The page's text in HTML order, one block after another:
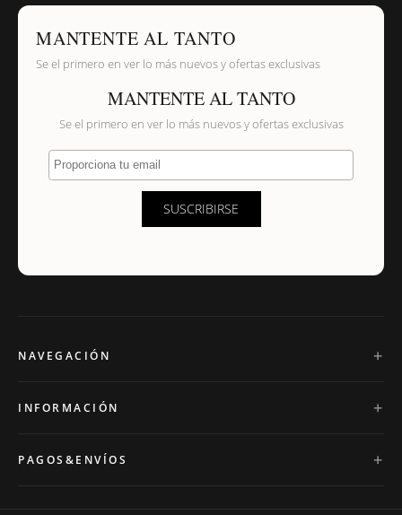
MANTENTE AL TANTO
Se el primero en ver lo más nuevos y ofertas exclusivas
MANTENTE AL TANTO
Se el primero en ver lo más nuevos y ofertas exclusivas
Proporciona tu email
SUSCRIBIRSE
NAVEGACIÓN
INFORMACIÓN
PAGOS&ENVÍOS